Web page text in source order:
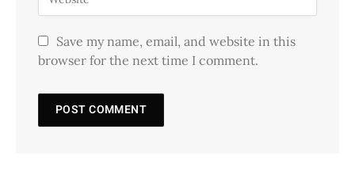
Save my name, email, and website in this
browser for the next time I comment.